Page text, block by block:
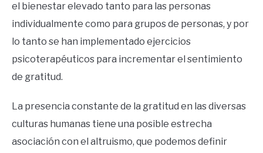
el bienestar elevado tanto para las personas
individualmente como para grupos de personas, y por
lo tanto se han implementado ejercicios
psicoterapéuticos para incrementar el sentimiento
de gratitud.
La presencia constante de la gratitud en las diversas
culturas humanas tiene una posible estrecha
asociación con el altruismo, que podemos definir